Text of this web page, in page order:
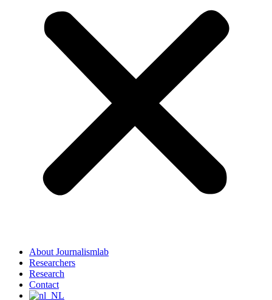
About Journalismlab
Researchers
Research
Contact